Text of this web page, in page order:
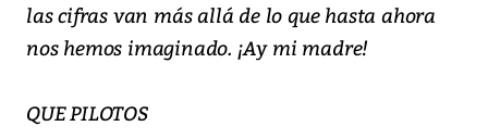
las cifras van más allá de lo que hasta ahora
nos hemos imaginado. ¡Ay mi madre!
QUE PILOTOS